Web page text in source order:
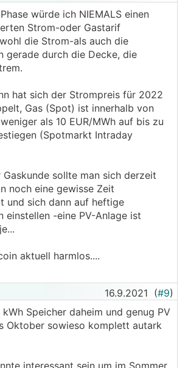
würde ich NIEMALS einen
Strom-oder Gastarif
die Strom-als auch die
gerade durch die Decke, die
hat sich der Strompreis für 2022
Gas (Spot) ist innerhalb von
als 10 EUR/MWh auf bis zu
(Spotmarkt Intraday
sollte man sich derzeit
noch eine gewisse Zeit
und sich dann auf heftige
einstellen -eine PV-Anlage ist
aktuell harmlos....
16.9.2021 (#9)
kWh Speicher daheim und genug PV
Oktober sowieso komplett autark
interessant sein um im Sommer